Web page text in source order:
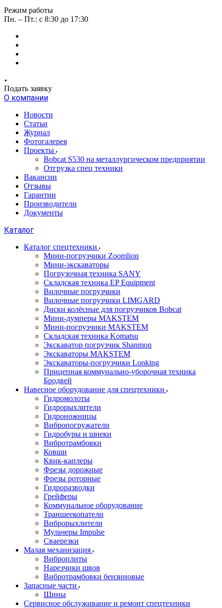
Режим работы
Пн. – Пт.: c 8:30 до 17:30
Подать заявку
О компании
Новости
Статьи
Журнал
Фотогалерея
Проекты
Bobcat S530 на металлургическом предприятии
Отгрузка спец техники
Вакансии
Отзывы
Гарантии
Производители
Документы
Каталог
Каталог спецтехники
Мини-погрузчики Zoomlion
Мини-экскаваторы
Погрузочная техника SANY
Складская техника EP Equipment
Вилочные погрузчики
Вилочные погрузчики LIMGARD
Диски колёсные для погрузчиков Bobcat
Мини-думперы MAKSTEM
Мини-погрузчики MAKSTEM
Складская техника Komatsu
Экскаватор погрузчик Shanmon
Экскаваторы MAKSTEM
Экскаваторы-погрузчики Lonking
Прицепная коммунально-уборочная техника
Бродвей
Навесное оборудование для спецтехники
Гидромолоты
Гидрорыхлители
Гидроножницы
Вибропогружатели
Гидробуры и шнеки
Вибротрамбовки
Ковши
Квик-каплеры
Фрезы дорожные
Фрезы роторные
Гидроразводки
Грейферы
Коммунальное оборудование
Траншеекопатели
Виброрыхлители
Мульчеры Impulse
Сваерезки
Малая механизация
Виброплиты
Нарезчики швов
Вибротрамбовки бензиновые
Запасные части
Шины
Сервисное обслуживание и ремонт спецтехники